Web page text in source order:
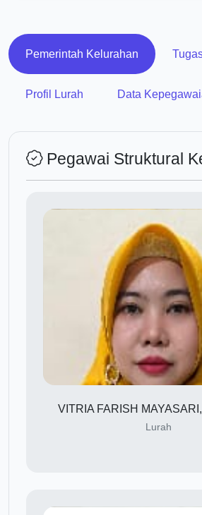
Pemerintah Kelurahan
Profil Lurah Data
Pegawai Struktural
VITRIA FARISH
Lurah